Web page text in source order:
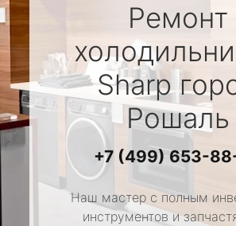
Ремонт
Sharp
Рошаль
+7 (499) 653-
Наш мастер с полным
инструментов и